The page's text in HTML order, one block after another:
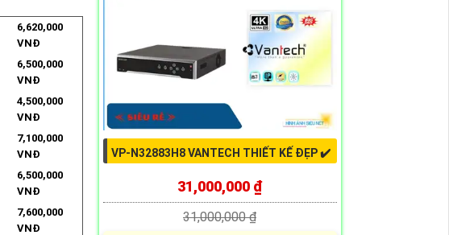
6,620,000
VNĐ
6,500,000
VNĐ
4,500,000
VNĐ
7,100,000
VNĐ
6,500,000
VNĐ
7,600,000
VNĐ
VP-N32883H8 VANTECH THIẾT KẾ ĐẸP ✔️
31,000,000 ₫
31,000,000 ₫